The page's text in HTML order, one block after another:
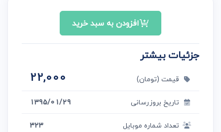
افزودن به سبد خرید
جزئیات بیشتر
قیمت (تومان) 22,000
تاریخ بروزرسانی
1395/01/29
تعداد شماره موبایل
323